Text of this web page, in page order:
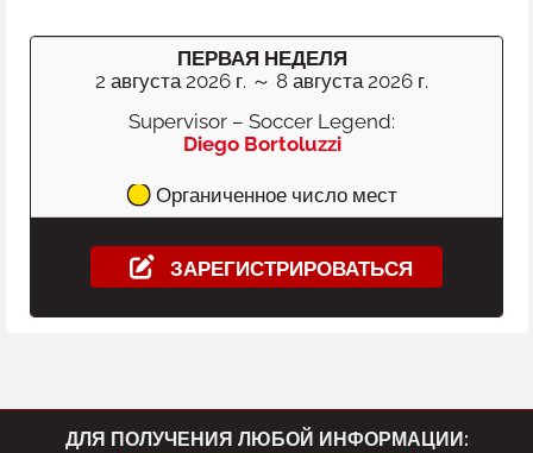
ПЕРВАЯ НЕДЕЛЯ
2 августа 2026 г. ～ 8 августа 2026 г.
Supervisor – Soccer Legend:
Diego Bortoluzzi
Органиченное число мест
ЗАРЕГИСТРИРОВАТЬСЯ
ДЛЯ ПОЛУЧЕНИЯ ЛЮБОЙ ИНФОРМАЦИИ: